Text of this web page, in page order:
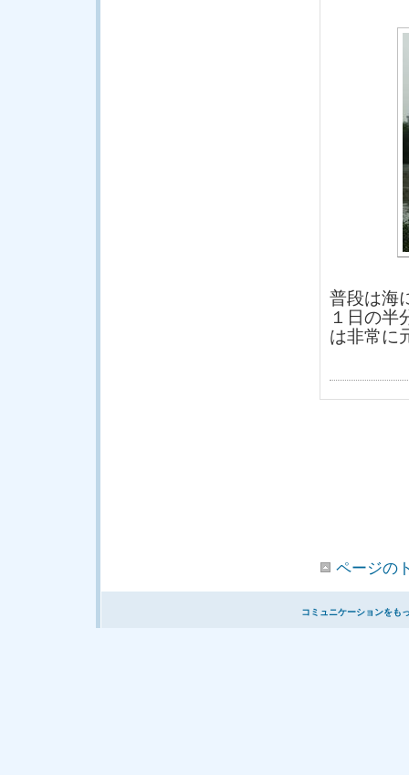
普段は海
１日の半
は非常に
ページの
コミュニケーションをも